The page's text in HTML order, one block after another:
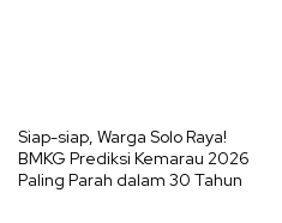
Siap-siap, Warga Solo Raya!
BMKG Prediksi Kemarau 2026
Paling Parah dalam 30 Tahun